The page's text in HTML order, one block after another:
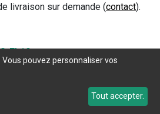
livraison sur demande (contact).
FL10
stock
pouvez personnaliser vos
Tout accepter.